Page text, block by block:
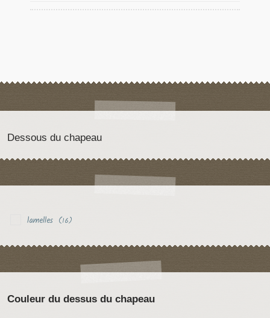
Dessous du chapeau
lamelles (16)
Couleur du dessus du chapeau